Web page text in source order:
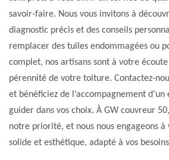
savoir-faire. Nous vous invitons à
diagnostic précis et des conseils
remplacer des tuiles endommagées ou
complet, nos artisans sont à votre
pérennité de votre toiture. Contactez-
et bénéficiez de l’accompagnement
guider dans vos choix. À GW couvreur
notre priorité, et nous nous engageons
solide et esthétique, adapté à vos